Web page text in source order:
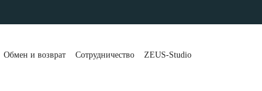
Обмен и возврат Сотрудничество
ZEUS-Studio